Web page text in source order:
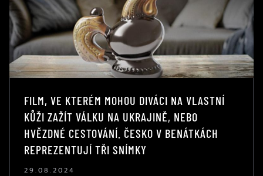
FILM, VE KTERÉM MOHOU DIVÁCI NA VLASTNÍ
KŮŽI ZAŽÍT VÁLKU NA UKRAJINĚ, NEBO
HVĚZDNÉ CESTOVÁNÍ. ČESKO V BENÁTKÁCH
REPREZENTUJÍ TŘI SNÍMKY
29.08.2024